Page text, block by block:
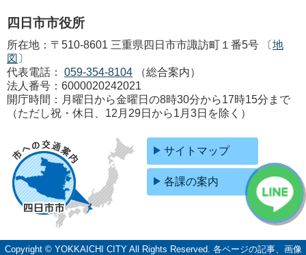
四日市市役所
所在地：〒510-8601 三重県四日市市諏訪町１番5号 〔地
図 〕
代表電話：
059-354-8104
（総合案内）
法人番号：6000020242021
開庁時間：月曜日から金曜日の8時30分から17時15分まで
（ただし祝・休日、12月29日から1月3日を除く）
サイトマップ
各課の案内
Copyright © YOKKAICHI CITY All Rights Reserved. 各ページの記事、画像